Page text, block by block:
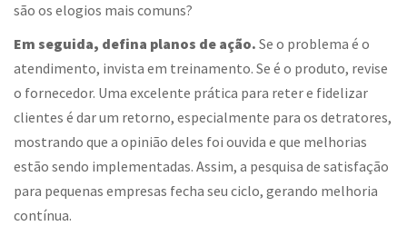
são os elogios mais comuns?
Em seguida, defina planos de ação. Se o problema é o
atendimento, invista em treinamento. Se é o produto, revise
o fornecedor. Uma excelente prática para reter e fidelizar
clientes é dar um retorno, especialmente para os detratores,
mostrando que a opinião deles foi ouvida e que melhorias
estão sendo implementadas. Assim, a pesquisa de satisfação
para pequenas empresas fecha seu ciclo, gerando melhoria
contínua.